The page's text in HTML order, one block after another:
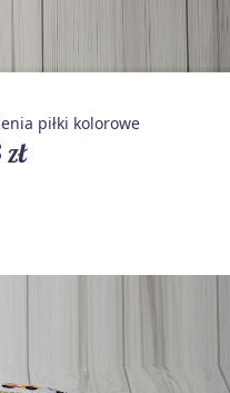
piłki kolorowe